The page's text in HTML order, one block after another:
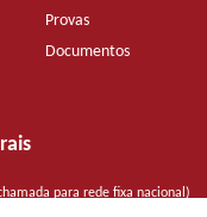
Provas
Documentos
para rede fixa nacional)